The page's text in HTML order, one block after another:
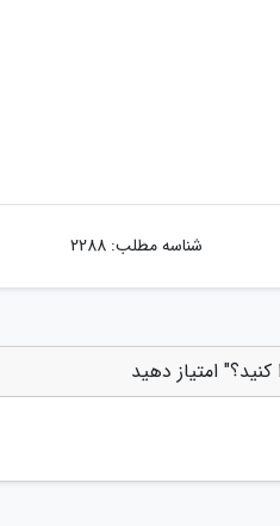
شناسه مطلب: 2288